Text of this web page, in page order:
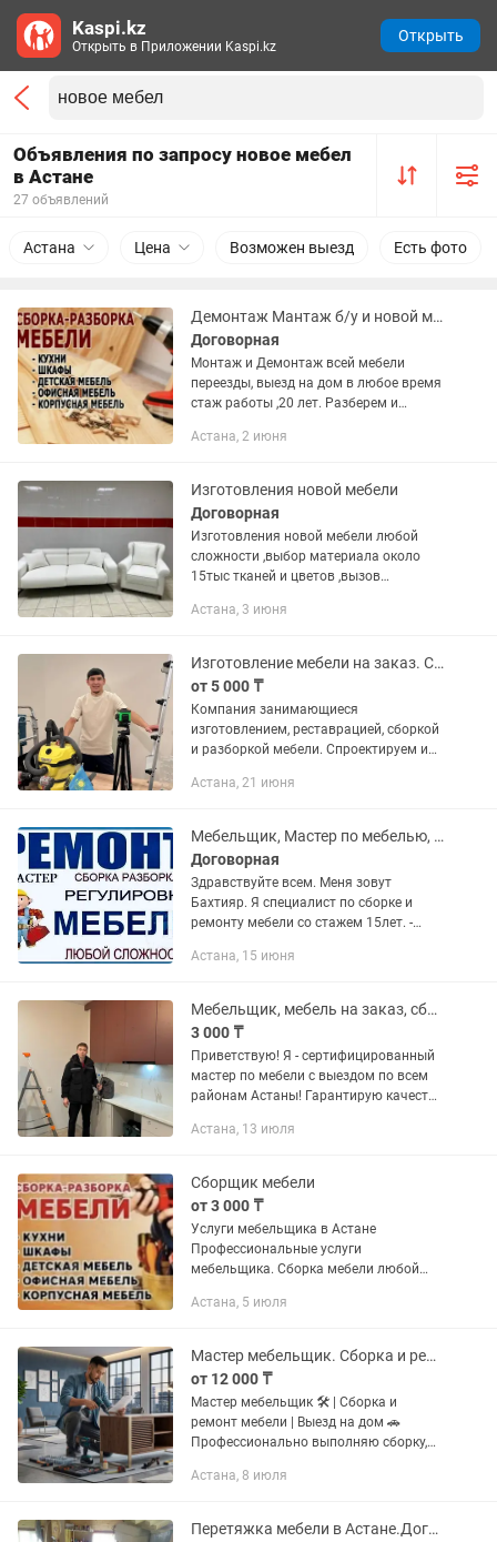
Объявления по запросу новое мебел
в Астане
27 объявлений
Астана Цена Возможен выезд Есть фото
Демонтаж Мантаж б/у и новой мебели
Договорная
Монтаж и Демонтаж всей мебели
переезды, выезд на дом в любое время
стаж работы ,20 лет. Разберем и
качественно и надежно 👌
Астана, 2 июня
Изготовления новой мебели
Договорная
Изготовления новой мебели любой
сложности ,выбор материала около
15тыс тканей и цветов ,вызов
Астана, 3 июня
Изготовление мебели на заказ. Сборка и установка мебели. Услуги технолога.
от 5 000 ₸
Компания занимающиеся
изготовлением, реставрацией, сборкой
и разборкой мебели. Спроектируем и
В городе Астана. • Изготовим и
Астана, 21 июня
Мебельщик, Мастер по мебелью, сборка мебели, ремонт мебели КАЧЕСТВЕННО 101%
Договорная
Здравствуйте всем. Меня зовут
Бахтияр. Я специалист по сборке и
ремонту мебели со стажем 15лет. -
ОСНОВНЫЕ НАПРАВЛЕНИЯ: - Сборка и
Астана, 15 июня
Мебельщик, мебель на заказ, сборка разборка мебели, деталировка, мастер
3 000 ₸
Приветствую! Я - сертифицированный
мастер по мебели с выездом по всем
районам Астаны! Гарантирую качество
обратиться именно ко мне: -
Астана, 13 июля
Сборщик мебели
от 3 000 ₸
Услуги мебельщика в Астане
Профессиональные услуги
мебельщика. Сборка мебели любой
доступной цене. Услуги мебельщика
Разборка...
Астана, 5 июля
Мастер мебельщик. Сборка и ремонт мебели. Выезд на дом.
от 12 000 ₸
Мастер мебельщик 🛠 | Сборка и
ремонт мебели | Выезд на дом 🚗
Профессионально выполняю сборку,
сложности. Помогу быстро и аккуратно
без...
Астана, 8 июля
Перетяжка мебели в Астане.Договор и гарантия.Ремонт диванов.
Kaspi.kz
Открыть в Приложении Kaspi.kz
Открыть